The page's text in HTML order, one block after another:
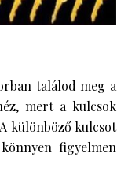
találod meg a
mert a kulcsok
különböző kulcsot
figyelmen